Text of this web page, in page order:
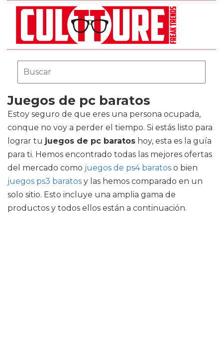
Juegos de pc baratos
Estoy seguro de que eres una persona ocupada,
conque no voy a perder el tiempo. Si estás listo para
lograr tu juegos de pc baratos hoy, esta es la guía
para ti. Hemos encontrado todas las mejores ofertas
del mercado como juegos de ps4 baratos o bien
juegos ps3 baratos y las hemos comparado en un
solo sitio. Esto incluye una amplia gama de
productos y todos ellos están a continuación.